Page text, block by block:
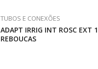
TUBOS E CONEXÕES
ADAPT IRRIG INT ROSC EXT
REBOUCAS